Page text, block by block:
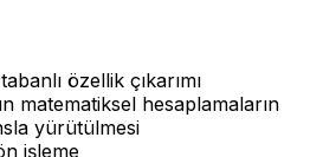
özellik çıkarımı
matematiksel hesaplamaların
yürütülmesi
işleme